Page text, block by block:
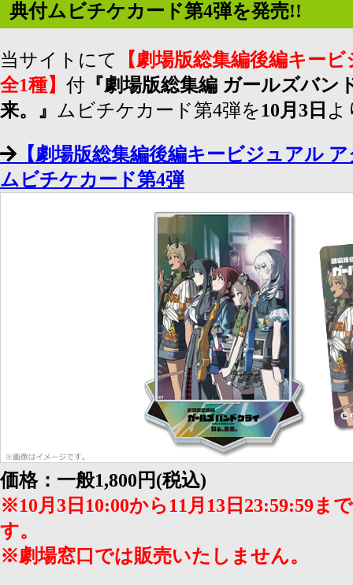
典付ムビチケカード第4弾を発売!!
当サイトにて
【劇場版総集編後編キー
全1種】 付 『劇場版総集編 ガールズバ
来。』 ムビチケカード第4弾を10月3日 よ
【劇場版総集編後編キービジュアル
ムビチケカード第4弾
価格：一般1,800円(税込)
※10月3日10:00から11月13日23:59:59ま
す。
※劇場窓口では販売いたしません。